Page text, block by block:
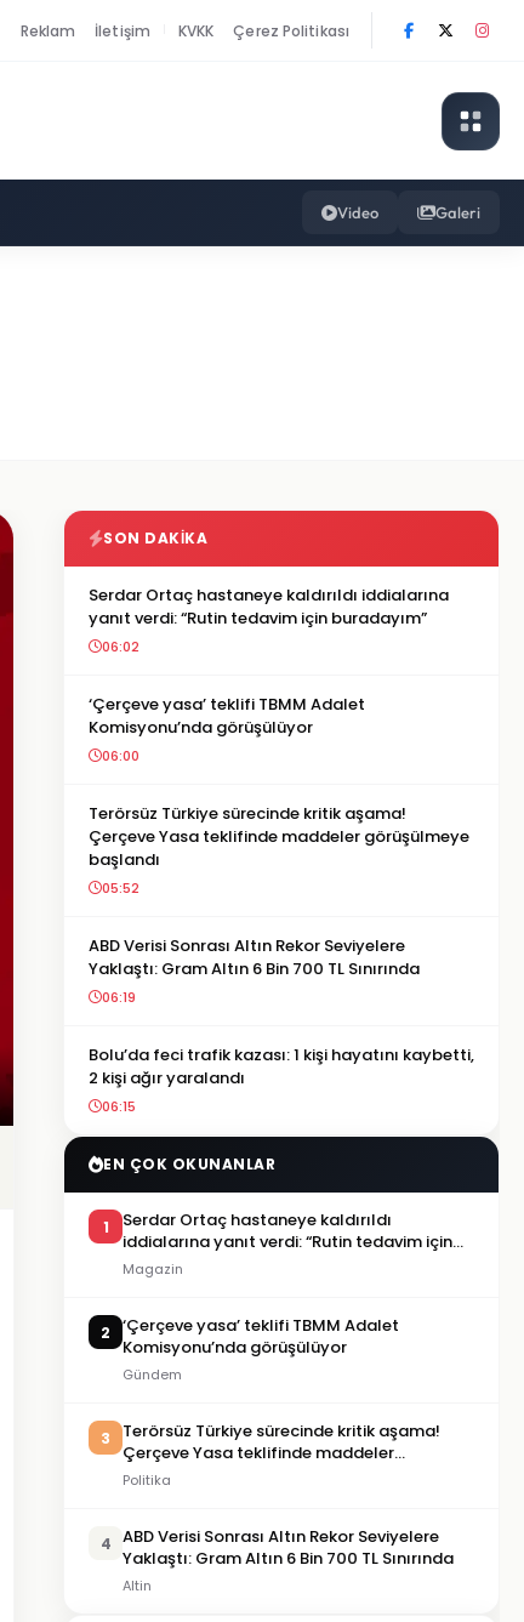
Reklam İletişim KVKK Çerez Politikası
Video Galeri
SON DAKIKA
Serdar Ortaç hastaneye kaldırıldı iddialarına
yanıt verdi: “Rutin tedavim için buradayım”
06:02
‘Çerçeve yasa’ teklifi TBMM Adalet
Komisyonu’nda görüşülüyor
06:00
Terörsüz Türkiye sürecinde kritik aşama!
Çerçeve Yasa teklifinde maddeler görüşülmeye
başlandı
05:52
ABD Verisi Sonrası Altın Rekor Seviyelere
Yaklaştı: Gram Altın 6 Bin 700 TL Sınırında
06:19
Bolu’da feci trafik kazası: 1 kişi hayatını kaybetti,
2 kişi ağır yaralandı
06:15
EN ÇOK OKUNANLAR
1
Serdar Ortaç hastaneye kaldırıldı
iddialarına yanıt verdi: “Rutin tedavim için
buradayım”
Magazin
2
‘Çerçeve yasa’ teklifi TBMM Adalet
Komisyonu’nda görüşülüyor
Gündem
3
Terörsüz Türkiye sürecinde kritik aşama!
Çerçeve Yasa teklifinde maddeler
görüşülmeye başlandı
Politika
4 ABD Verisi Sonrası Altın Rekor Seviyelere
Yaklaştı: Gram Altın 6 Bin 700 TL Sınırında
Altin